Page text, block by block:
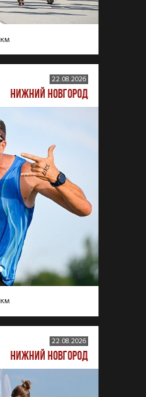
км
22.08.2026
НИЖНИЙ НОВГОРОД
км
22.08.2026
НИЖНИЙ НОВГОРОД